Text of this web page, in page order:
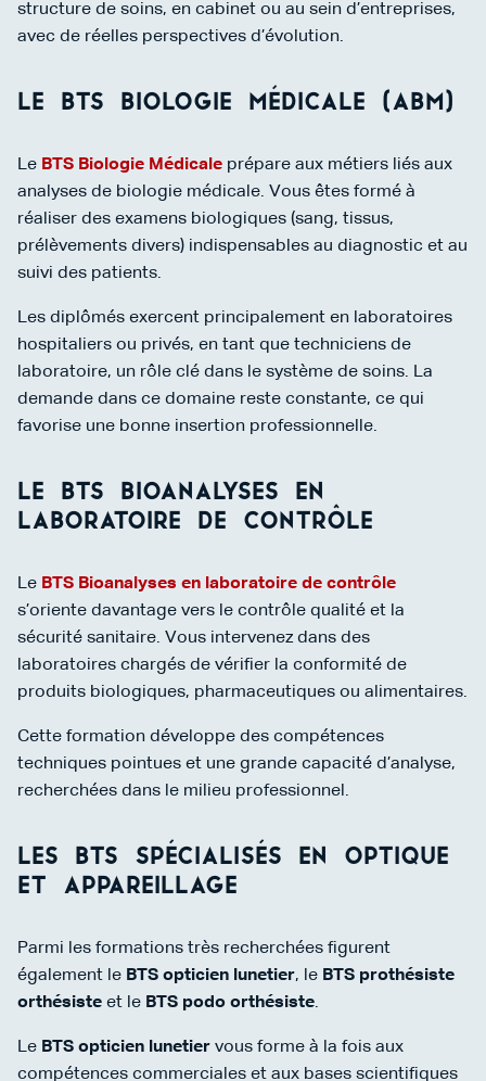
structure de soins, en cabinet ou au sein d’entreprises,
avec de réelles perspectives d’évolution.
Le BTS Biologie Médicale (ABM)
Le BTS Biologie Médicale prépare aux métiers liés aux
analyses de biologie médicale. Vous êtes formé à
réaliser des examens biologiques (sang, tissus,
prélèvements divers) indispensables au diagnostic et au
suivi des patients.
Les diplômés exercent principalement en laboratoires
hospitaliers ou privés, en tant que techniciens de
laboratoire, un rôle clé dans le système de soins. La
demande dans ce domaine reste constante, ce qui
favorise une bonne insertion professionnelle.
Le BTS Bioanalyses en
laboratoire de contrôle
Le BTS Bioanalyses en laboratoire de contrôle
s’oriente davantage vers le contrôle qualité et la
sécurité sanitaire. Vous intervenez dans des
laboratoires chargés de vérifier la conformité de
produits biologiques, pharmaceutiques ou alimentaires.
Cette formation développe des compétences
techniques pointues et une grande capacité d’analyse,
recherchées dans le milieu professionnel.
Les BTS spécialisés en optique
et appareillage
Parmi les formations très recherchées figurent
également le BTS opticien lunetier, le BTS prothésiste
orthésiste et le BTS podo orthésiste.
Le BTS opticien lunetier vous forme à la fois aux
compétences commerciales et aux bases scientifiques